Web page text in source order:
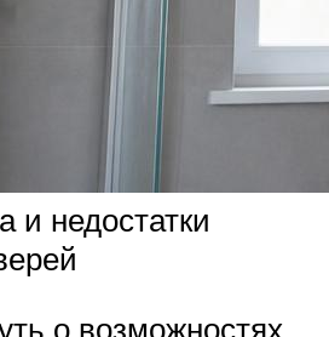
и недостатки
о возможностях